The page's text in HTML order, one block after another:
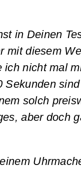
in Deinen
mit diesem
nicht mal
solch
aber doch